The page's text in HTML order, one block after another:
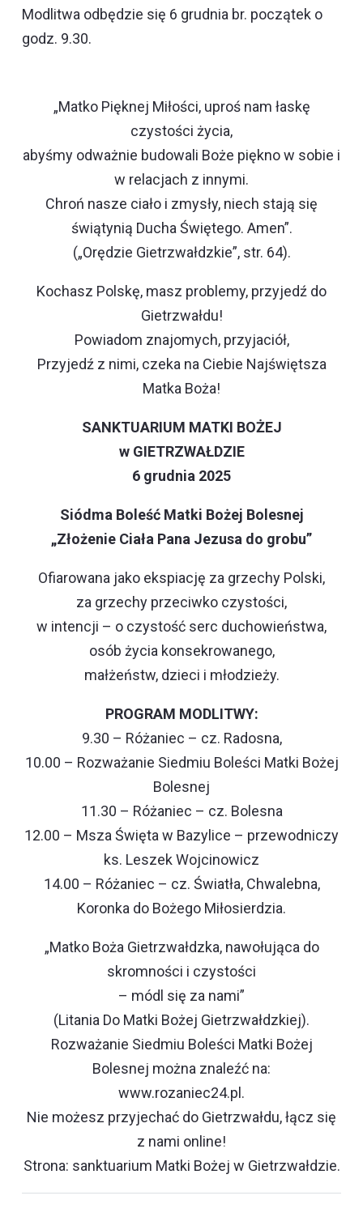
Modlitwa odbędzie się 6 grudnia br. początek o
godz. 9.30.
„Matko Pięknej Miłości, uproś nam łaskę
czystości życia,
abyśmy odważnie budowali Boże piękno w sobie i
w relacjach z innymi.
Chroń nasze ciało i zmysły, niech stają się
świątynią Ducha Świętego. Amen”.
(„Orędzie Gietrzwałdzkie”, str. 64).
Kochasz Polskę, masz problemy, przyjedź do
Gietrzwałdu!
Powiadom znajomych, przyjaciół,
Przyjedź z nimi, czeka na Ciebie Najświętsza
Matka Boża!
SANKTUARIUM MATKI BOŻEJ
w GIETRZWAŁDZIE
6 grudnia 2025
Siódma Boleść Matki Bożej Bolesnej
„Złożenie Ciała Pana Jezusa do grobu”
Ofiarowana jako ekspiację za grzechy Polski,
za grzechy przeciwko czystości,
w intencji – o czystość serc duchowieństwa,
osób życia konsekrowanego,
małżeństw, dzieci i młodzieży.
PROGRAM MODLITWY:
9.30 – Różaniec – cz. Radosna,
10.00 – Rozważanie Siedmiu Boleści Matki Bożej
Bolesnej
11.30 – Różaniec – cz. Bolesna
12.00 – Msza Święta w Bazylice – przewodniczy
ks. Leszek Wojcinowicz
14.00 – Różaniec – cz. Światła, Chwalebna,
Koronka do Bożego Miłosierdzia.
„Matko Boża Gietrzwałdzka, nawołująca do
skromności i czystości
– módl się za nami”
(Litania Do Matki Bożej Gietrzwałdzkiej).
Rozważanie Siedmiu Boleści Matki Bożej
Bolesnej można znaleźć na:
www.rozaniec24.pl.
Nie możesz przyjechać do Gietrzwałdu, łącz się
z nami online!
Strona: sanktuarium Matki Bożej w Gietrzwałdzie.